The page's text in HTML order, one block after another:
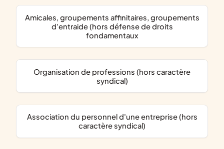
amicales, groupements affinitaires, groupements
d'entraide (hors défense de droits
fondamentaux
organisation de professions (hors caractère
syndical)
association du personnel d'une entreprise (hors
caractère syndical)